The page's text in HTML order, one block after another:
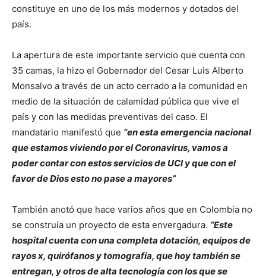
constituye en uno de los más modernos y dotados del
país.
La apertura de este importante servicio que cuenta con
35 camas, la hizo el Gobernador del Cesar Luis Alberto
Monsalvo a través de un acto cerrado a la comunidad en
medio de la situación de calamidad pública que vive el
país y con las medidas preventivas del caso. El
mandatario manifestó que “en esta emergencia nacional
que estamos viviendo por el Coronavirus, vamos a
poder contar con estos servicios de UCI y que con el
favor de Dios esto no pase a mayores”
También anotó que hace varios años que en Colombia no
se construía un proyecto de esta envergadura. “Este
hospital cuenta con una completa dotación, equipos de
rayos x, quirófanos y tomografía, que hoy también se
entregan, y otros de alta tecnología con los que se